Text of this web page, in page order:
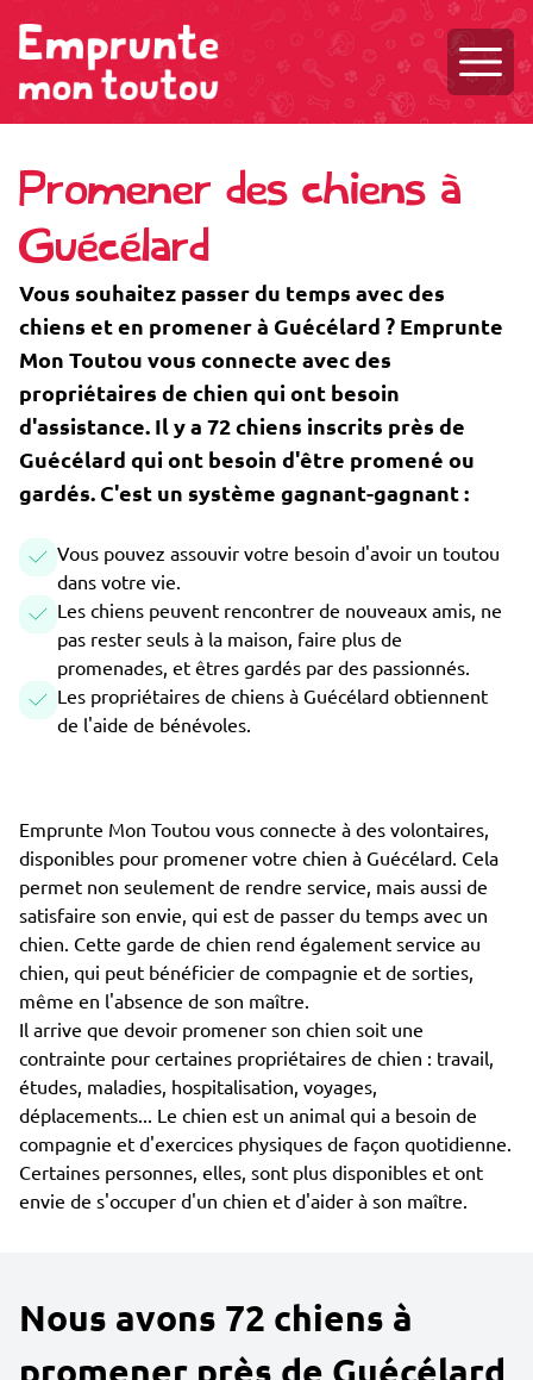
Promener des chiens à
Guécélard
Vous souhaitez passer du temps avec des
chiens et en promener à Guécélard ? Emprunte
Mon Toutou vous connecte avec des
propriétaires de chien qui ont besoin
d'assistance. Il y a 72 chiens inscrits près de
Guécélard qui ont besoin d'être promené ou
gardés. C'est un système gagnant-gagnant :
Vous pouvez assouvir votre besoin d'avoir un toutou
dans votre vie.
Les chiens peuvent rencontrer de nouveaux amis, ne
pas rester seuls à la maison, faire plus de
promenades, et êtres gardés par des passionnés.
Les propriétaires de chiens à Guécélard obtiennent
de l'aide de bénévoles.
Emprunte Mon Toutou vous connecte à des volontaires,
disponibles pour promener votre chien à Guécélard. Cela
permet non seulement de rendre service, mais aussi de
satisfaire son envie, qui est de passer du temps avec un
chien. Cette garde de chien rend également service au
chien, qui peut bénéficier de compagnie et de sorties,
même en l'absence de son maître.
Il arrive que devoir promener son chien soit une
contrainte pour certaines propriétaires de chien : travail,
études, maladies, hospitalisation, voyages,
déplacements... Le chien est un animal qui a besoin de
compagnie et d'exercices physiques de façon quotidienne.
Certaines personnes, elles, sont plus disponibles et ont
envie de s'occuper d'un chien et d'aider à son maître.
Nous avons 72 chiens à
promener près de Guécélard